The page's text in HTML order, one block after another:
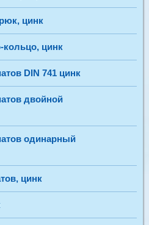
цинк
кольцо, цинк
DIN 741 цинк
двойной
одинарный
цинк
руб
+
цинк
цинк (15м) дубль
Код:
руб